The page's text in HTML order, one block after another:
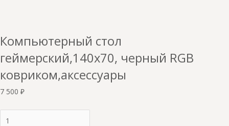
Компьютерный стол
геймерский,140х70, черный RGB
ковриком,аксессуары
7 500 ₽